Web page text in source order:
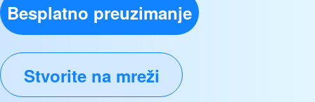
Besplatno preuzimanje
Stvorite na mreži